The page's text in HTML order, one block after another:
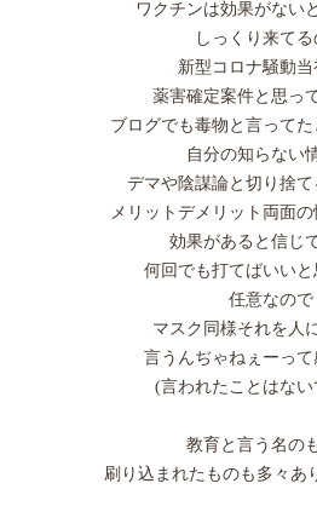
ワクチンは効果がない
しっくり来て
新型コロナ騒動当
薬害確定案件と思っ
ブログでも毒物と言って
自分の知らない
デマや陰謀論と切り捨て
メリットデメリット両面
効果があると信じ
何回でも打てばいいと
任意なので
マスク同様それを人
言うんぢゃねぇーって
(言われたことはない
教育と言う名の
刷り込まれたものも多々あ